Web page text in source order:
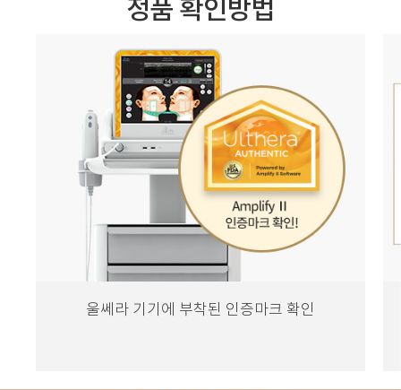
정품 확인방법
울쎄라 기기에 부착된 인증마크 확인